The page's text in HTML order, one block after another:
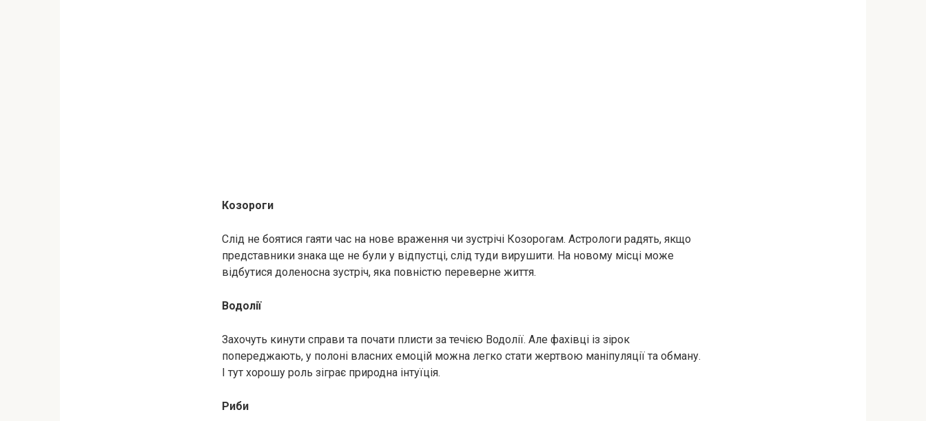
Козороги
Слід не боятися гаяти час на нове враження чи зустрічі Козорогам. Астрологи радять, якщо
представники знака ще не були у відпустці, слід туди вирушити. На новому місці може
відбутися доленосна зустріч, яка повністю переверне життя.
Водолії
Захочуть кинути справи та почати плисти за течією Водолії. Але фахівці із зірок
попереджають, у полоні власних емоцій можна легко стати жертвою маніпуляції та обману.
І тут хорошу роль зіграє природна інтуїція.
Риби